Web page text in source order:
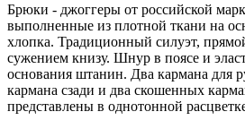
Брюки - джоггеры от российской
выполненные из плотной ткани на
хлопка. Традиционный силуэт,
сужением книзу. Шнур в поясе и
основания штанин. Два кармана для
кармана сзади и два скошенных
представлены в однотонной